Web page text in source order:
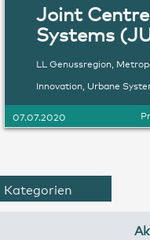
Joint
Systems
LL Genussregion
Innovation Urbane
07.07.2020
Kategorien